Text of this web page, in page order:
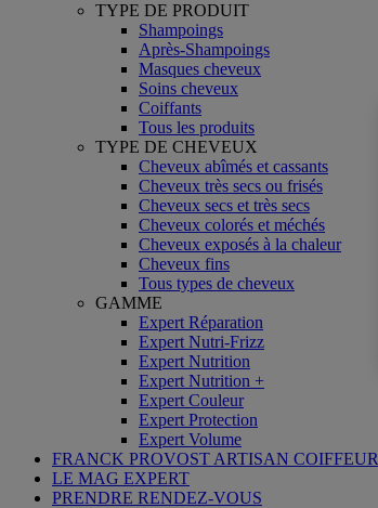
TYPE DE PRODUIT
Shampoings
Après-Shampoings
Masques cheveux
Soins cheveux
Coiffants
Tous les produits
TYPE DE CHEVEUX
Cheveux abîmés et cassants
Cheveux très secs ou frisés
Cheveux secs et très secs
Cheveux colorés et méchés
Cheveux exposés à la chaleur
Cheveux fins
Tous types de cheveux
GAMME
Expert Réparation
Expert Nutri-Frizz
Expert Nutrition
Expert Nutrition +
Expert Couleur
Expert Protection
Expert Volume
FRANCK PROVOST ARTISAN COIFFEUR
LE MAG EXPERT
PRENDRE RENDEZ-VOUS